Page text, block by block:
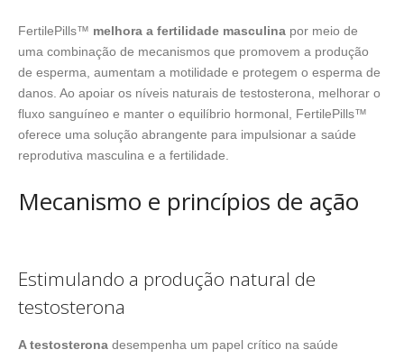
FertilePills™ melhora a fertilidade masculina por meio de
uma combinação de mecanismos que promovem a produção
de esperma, aumentam a motilidade e protegem o esperma de
danos. Ao apoiar os níveis naturais de testosterona, melhorar o
fluxo sanguíneo e manter o equilíbrio hormonal, FertilePills™
oferece uma solução abrangente para impulsionar a saúde
reprodutiva masculina e a fertilidade.
Mecanismo e princípios de ação
Estimulando a produção natural de
testosterona
A testosterona desempenha um papel crítico na saúde